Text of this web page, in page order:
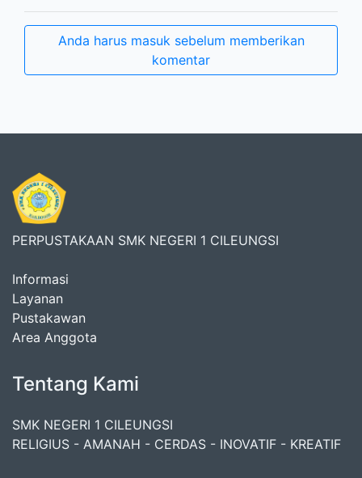
Anda harus masuk sebelum memberikan
komentar
PERPUSTAKAAN SMK NEGERI 1 CILEUNGSI
Informasi
Layanan
Pustakawan
Area Anggota
Tentang Kami
SMK NEGERI 1 CILEUNGSI
RELIGIUS - AMANAH - CERDAS - INOVATIF - KREATIF